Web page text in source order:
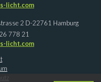
licht.com
2 D-22761 Hamburg
778 21
licht.com